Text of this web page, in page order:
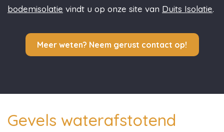
bodemisolatie vindt u op onze site van Duits Isolatie.
Meer weten? Neem gerust contact op!
Gevels waterafstotend